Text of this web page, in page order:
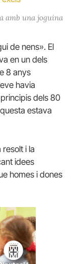
amb una joguina
de nens». El
en un dels
8 anys
havia
dels 80
estava
resolt i la
idees
homes i dones